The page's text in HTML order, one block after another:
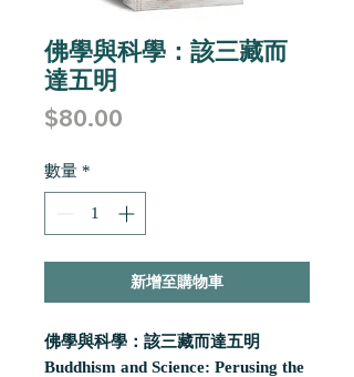
佛學與科學：該三藏而
達五明
$80.00
數量 *
新增至購物車
佛學與科學：該三藏而達五明
Buddhism and Science: Perusing the